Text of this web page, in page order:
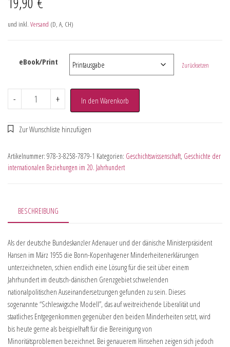
und inkl. Versand (D, A, CH)
eBook/Print Zurücksetzen
- + In den Warenkorb
Artikelnummer: 978-3-8258-7879-1 Kategorien: Geschichtswissenschaft, Geschichte der
internationalen Beziehungen im 20. Jahrhundert
BESCHREIBUNG
Als der deutsche Bundeskanzler Adenauer und der dänische Ministerpräsident
Hansen im März 1955 die Bonn-Kopenhagener Minderheitenerklärungen
unterzeichneten, schien endlich eine Lösung für die seit über einem
Jahrhundert im deutsch-dänischen Grenzgebiet schwelenden
nationalpolitischen Auseinandersetzungen gefunden zu sein. Dieses
sogenannte “Schleswigsche Modell”, das auf weitreichende Liberalität und
staatliches Entgegenkommen gegenüber den beiden Minderheiten setzt, wird
bis heute gerne als beispielhaft für die Bereinigung von
Minoritätsproblemen bezeichnet. Bei genauerem Hinsehen zeigen sich jedoch